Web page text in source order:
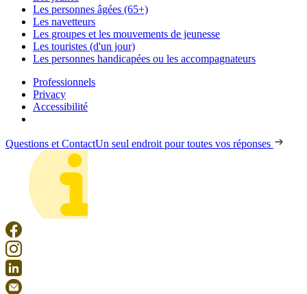
Les personnes âgées (65+)
Les navetteurs
Les groupes et les mouvements de jeunesse
Les touristes (d'un jour)
Les personnes handicapées ou les accompagnateurs
Professionnels
Privacy
Accessibilité
Questions et ContactUn seul endroit pour toutes vos réponses